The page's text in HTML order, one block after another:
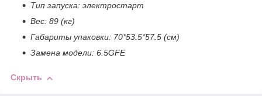
Тип запуска: электростарт
Вес: 89 (кг)
Габариты упаковки: 70*53.5*57.5 (см)
Замена модели: 6.5GFE
Скрыть